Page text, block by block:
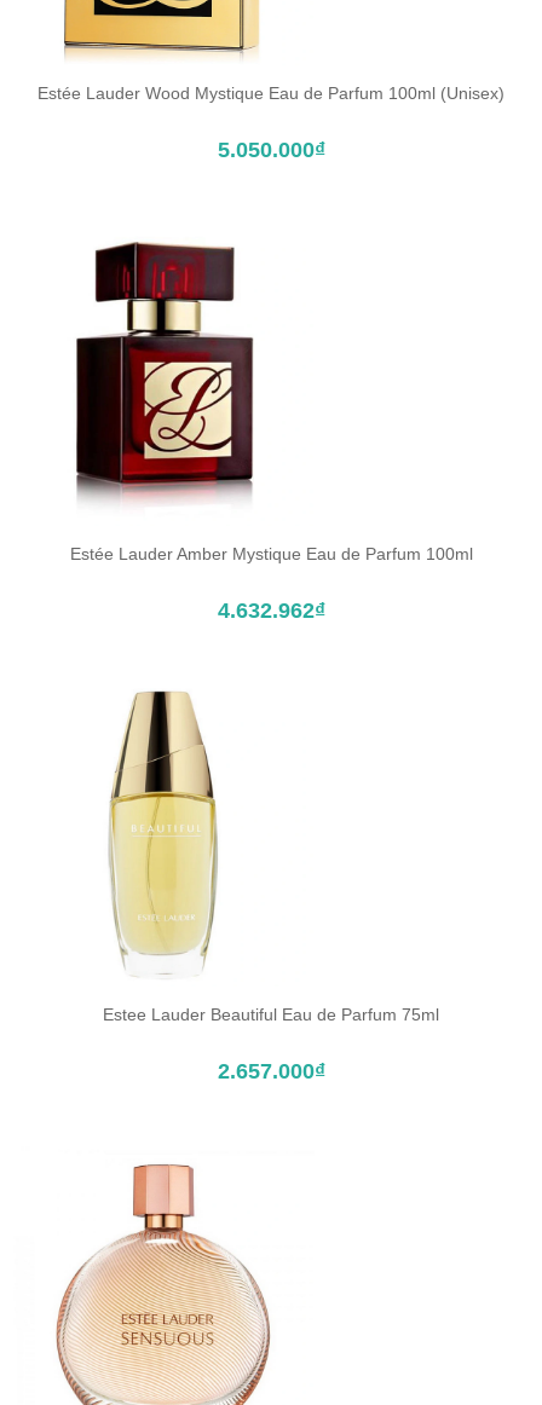
ĐẶT TRƯỚC SẢN PHẨM
Estée Lauder Wood Mystique Eau de Parfum 100ml (Unisex)
5.050.000₫
ĐẶT TRƯỚC SẢN PHẨM
Estée Lauder Amber Mystique Eau de Parfum 100ml
4.632.962₫
ĐẶT TRƯỚC SẢN PHẨM
Estee Lauder Beautiful Eau de Parfum 75ml
2.657.000₫